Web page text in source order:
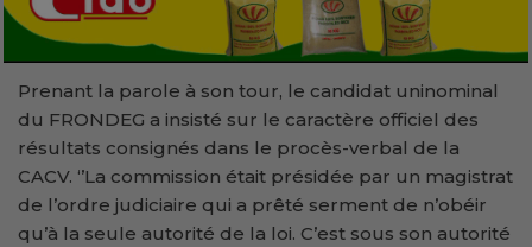
Prenant la parole à son tour, le candidat uninominal
du FRONDEG a insisté sur le caractère officiel des
résultats consignés dans le procès-verbal de la
CACV. ‘’La commission était présidée par un magistrat
de l’ordre judiciaire qui a prêté serment de n’obéir
qu’à la seule autorité de la loi. C’est sous son autorité